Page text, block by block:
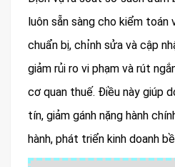
luôn sẵn sàng cho kiểm toán
chuẩn bị, chỉnh sửa và cập
giảm rủi ro vi phạm và rút
cơ quan thuế. Điều này giúp
tín, giảm gánh nặng hành
hành, phát triển kinh doanh